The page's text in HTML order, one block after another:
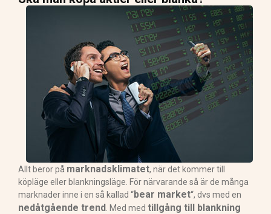
Allt beror på marknadsklimatet, när det kommer till
köpläge eller blankningsläge. För närvarande så är de många
marknader inne i en så kallad “bear market“, dvs med en
nedåtgående trend . Med med tillgång till blankning